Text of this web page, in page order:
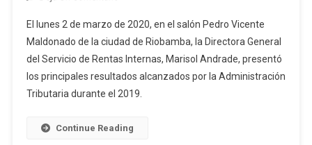
De
Cuentas:
SRI
Presentó
Cifras
Resultados
El lunes 2 de marzo de 2020, en el salón Pedro Vicente
Maldonado de la ciudad de Riobamba, la Directora General
del Servicio de Rentas Internas, Marisol Andrade, presentó
los principales resultados alcanzados por la Administración
Tributaria durante el 2019.
Continue Reading